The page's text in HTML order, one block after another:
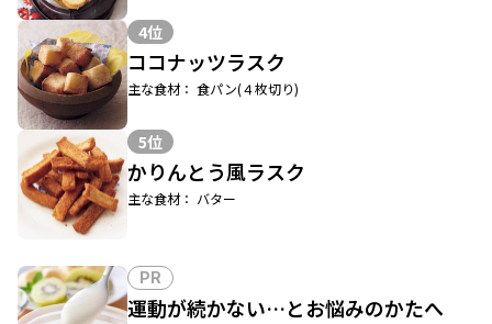
4位
ココナッツラスク
主な食材： 食パン(４枚切り)
5位
かりんとう風ラスク
主な食材： バター
PR
運動が続かない…とお悩みのかたへ